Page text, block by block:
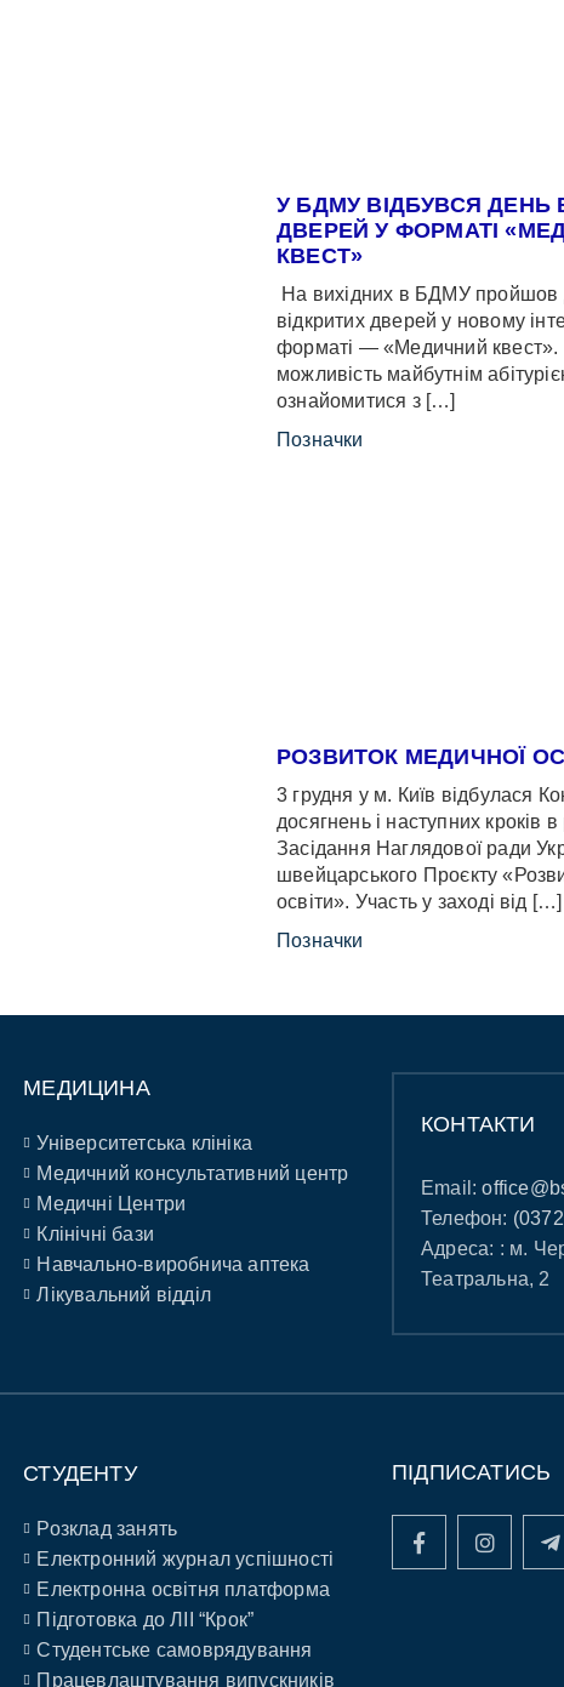
У БДМУ ВІДБУВСЯ ДЕНЬ
ДВЕРЕЙ У ФОРМАТІ
КВЕСТ»
На вихідних в БДМУ пройшов
відкритих дверей у новому
форматі — «Медичний
можливість майбутнім
ознайомитися з […]
Позначки
РОЗВИТОК МЕДИЧНОЇ
3 грудня у м. Київ відбулася
досягнень і наступних кроків
Засідання Наглядової ради
швейцарського Проєкту
освіти». Участь у заході від […]
Позначки
МЕДИЦИНА
Університетська клініка
Медичний консультативний центр
Медичні Центри
Клінічні бази
Навчально-виробнича аптека
Лікувальний відділ
КОНТАКТИ
Email:
Телефон:
Адреса: : м.
Театральна, 2
СТУДЕНТУ
Розклад занять
Електронний журнал успішності
Електронна освітня платформа
Підготовка до ЛІІ “Крок”
Студентське самоврядування
Працевлаштування випускників
ПІДПИСАТИСЬ